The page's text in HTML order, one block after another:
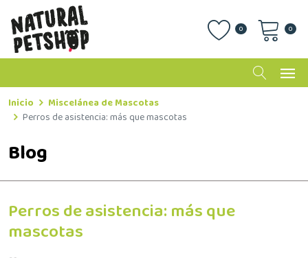
0 0
Inicio
Miscelánea de Mascotas
Perros de asistencia: más que mascotas
Blog
Perros de asistencia: más que
mascotas